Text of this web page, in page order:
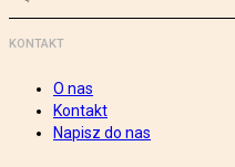
KONTAKT
O nas
Kontakt
Napisz do nas